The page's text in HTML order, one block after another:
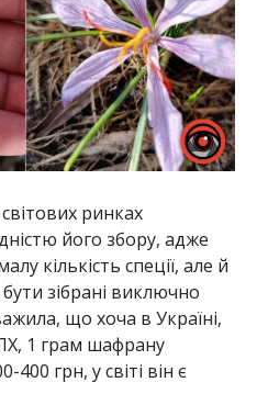
ринках
його збору, адже
кількість спеції, але й
зібрані виключно
що хоча в Україні,
1 грам шафрану
грн, у світі він є